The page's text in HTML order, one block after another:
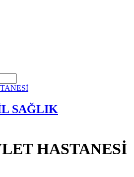
SAĞLIK
HASTANESİ